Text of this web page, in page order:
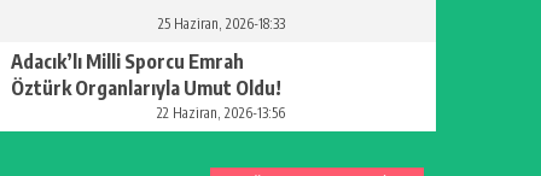
25 Haziran, 2026-18:33
Adacık’lı Milli Sporcu Emrah
Öztürk Organlarıyla Umut Oldu!
22 Haziran, 2026-13:56